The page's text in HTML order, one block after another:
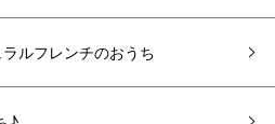
ルフレンチのおうち